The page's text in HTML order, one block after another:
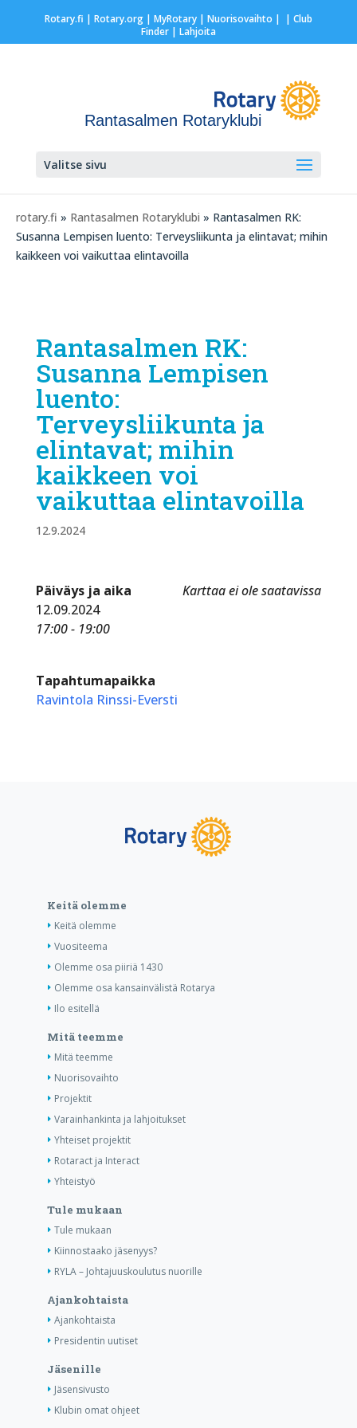
Rotary.fi | Rotary.org| MyRotary | Nuorisovaihto | | Club
Finder| Lahjoita
Rantasalmen Rotaryklubi
Valitse sivu
rotary.fi » Rantasalmen Rotaryklubi » Rantasalmen RK:
Susanna Lempisen luento: Terveysliikunta ja elintavat; mihin
kaikkeen voi vaikuttaa elintavoilla
Rantasalmen RK:
Susanna Lempisen
luento:
Terveysliikunta ja
elintavat; mihin
kaikkeen voi
vaikuttaa elintavoilla
12.9.2024
Karttaa ei ole saatavissa
Päiväys ja aika
12.09.2024
17:00 - 19:00
Tapahtumapaikka
Ravintola Rinssi-Eversti
Keitä olemme
Keitä olemme
Vuositeema
Olemme osa piiriä 1430
Olemme osa kansainvälistä Rotarya
Ilo esitellä
Mitä teemme
Mitä teemme
Nuorisovaihto
Projektit
Varainhankinta ja lahjoitukset
Yhteiset projektit
Rotaract ja Interact
Yhteistyö
Tule mukaan
Tule mukaan
Kiinnostaako jäsenyys?
RYLA – Johtajuuskoulutus nuorille
Ajankohtaista
Ajankohtaista
Presidentin uutiset
Jäsenille
Jäsensivusto
Klubin omat ohjeet